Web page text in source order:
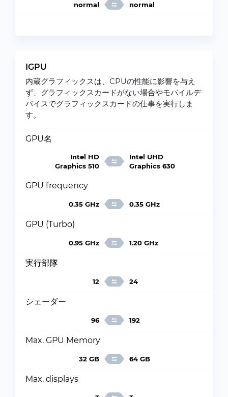
normal normal
IGPU
内蔵グラフィックスは、CPUの性能に影響を与え
ず、グラフィックスカードがない場合やモバイルデ
バイスでグラフィックスカードの仕事を実行しま
す。
GPU名
Intel HD
Graphics 510
Intel UHD
Graphics 630
GPU frequency
0.35 GHz 0.35 GHz
GPU (Turbo)
0.95 GHz 1.20 GHz
実行部隊
12 24
シェーダー
96 192
Max. GPU Memory
32 GB 64 GB
Max. displays